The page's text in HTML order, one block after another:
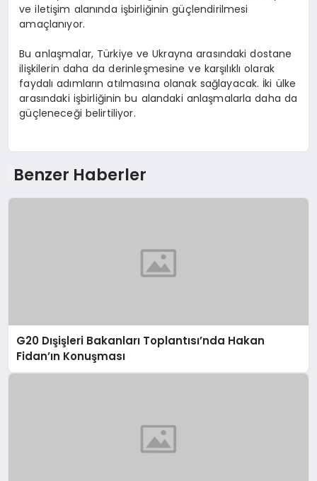
ve iletişim alanında işbirliğinin güçlendirilmesi
amaçlanıyor.
Bu anlaşmalar, Türkiye ve Ukrayna arasındaki dostane
ilişkilerin daha da derinleşmesine ve karşılıklı olarak
faydalı adımların atılmasına olanak sağlayacak. İki ülke
arasındaki işbirliğinin bu alandaki anlaşmalarla daha da
güçleneceği belirtiliyor.
Benzer Haberler
G20 Dışişleri Bakanları Toplantısı’nda Hakan
Fidan’ın Konuşması